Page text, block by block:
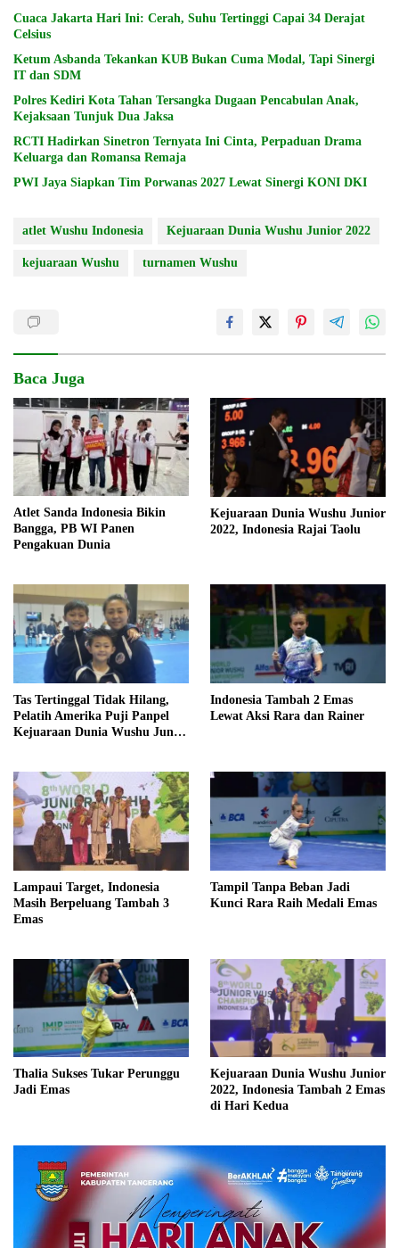
Cuaca Jakarta Hari Ini: Cerah, Suhu Tertinggi Capai 34 Derajat
Celsius
Ketum Asbanda Tekankan KUB Bukan Cuma Modal, Tapi Sinergi
IT dan SDM
Polres Kediri Kota Tahan Tersangka Dugaan Pencabulan Anak,
Kejaksaan Tunjuk Dua Jaksa
RCTI Hadirkan Sinetron Ternyata Ini Cinta, Perpaduan Drama
Keluarga dan Romansa Remaja
PWI Jaya Siapkan Tim Porwanas 2027 Lewat Sinergi KONI DKI
atlet Wushu Indonesia Kejuaraan Dunia Wushu Junior 2022
kejuaraan Wushu turnamen Wushu
Baca Juga
Atlet Sanda Indonesia Bikin
Bangga, PB WI Panen
Pengakuan Dunia
Kejuaraan Dunia Wushu Junior
2022, Indonesia Rajai Taolu
Tas Tertinggal Tidak Hilang,
Pelatih Amerika Puji Panpel
Kejuaraan Dunia Wushu Junior
Indonesia Tambah 2 Emas
Lewat Aksi Rara dan Rainer
Lampaui Target, Indonesia
Masih Berpeluang Tambah 3
Emas
Tampil Tanpa Beban Jadi
Kunci Rara Raih Medali Emas
Thalia Sukses Tukar Perunggu
Jadi Emas
Kejuaraan Dunia Wushu Junior
2022, Indonesia Tambah 2 Emas
di Hari Kedua